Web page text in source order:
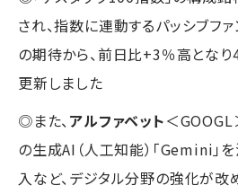
され、指数に連動するパッシブフ
の期待から、前日比+3％高とな
更新しました
◎また、 アルファベット＜
の生成AI（人工知能）「Gemini」
入など、デジタル分野の強化が改